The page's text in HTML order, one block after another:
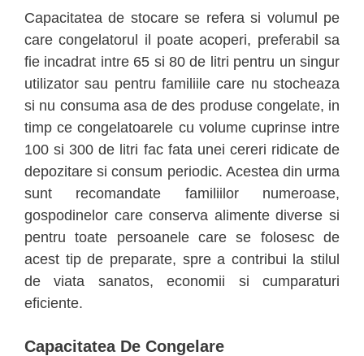
Capacitatea de stocare se refera si volumul pe
care congelatorul il poate acoperi, preferabil sa
fie incadrat intre 65 si 80 de litri pentru un singur
utilizator sau pentru familiile care nu stocheaza
si nu consuma asa de des produse congelate, in
timp ce congelatoarele cu volume cuprinse intre
100 si 300 de litri fac fata unei cereri ridicate de
depozitare si consum periodic. Acestea din urma
sunt recomandate familiilor numeroase,
gospodinelor care conserva alimente diverse si
pentru toate persoanele care se folosesc de
acest tip de preparate, spre a contribui la stilul
de viata sanatos, economii si cumparaturi
eficiente.
Capacitatea De Congelare